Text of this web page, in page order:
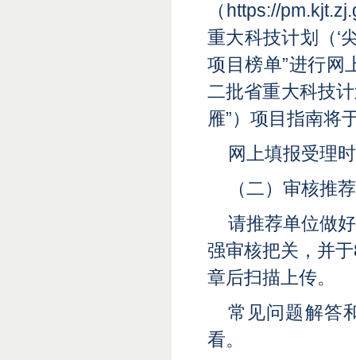
（https://
重大科技计划（‘
项目榜单”进行网
二批省重大科技
雁”）项目指南将
网上填报受理
（二）审核推荐
请推荐单位做
强审核把关，并
章后扫描上传。
常见问题解答
看。